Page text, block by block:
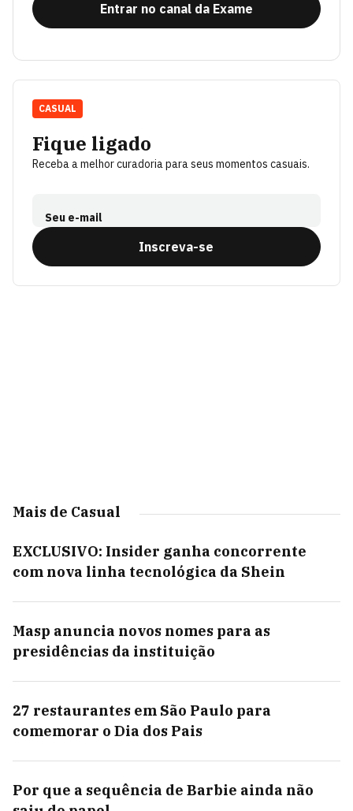
Entrar no canal da Exame
Fique ligado
Receba a melhor curadoria para seus momentos casuais.
Seu e-mail
Inscreva-se
CASUAL
Mais de Casual
EXCLUSIVO: Insider ganha concorrente
com nova linha tecnológica da Shein
Masp anuncia novos nomes para as
presidências da instituição
27 restaurantes em São Paulo para
comemorar o Dia dos Pais
Por que a sequência de Barbie ainda não